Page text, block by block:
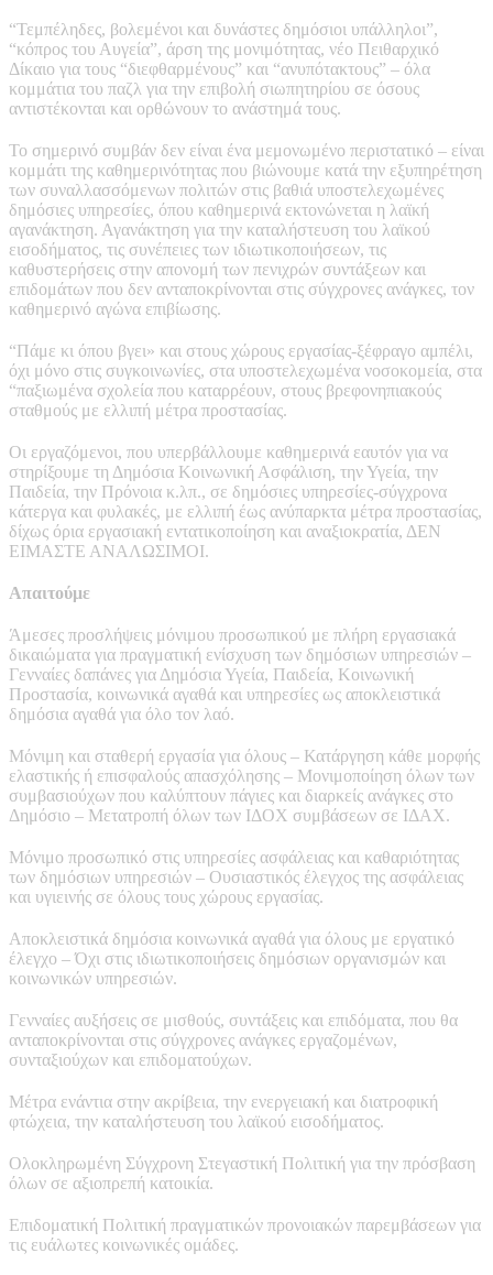
“Τεμπέληδες, βολεμένοι και δυνάστες δημόσιοι υπάλληλοι”,
“κόπρος του Αυγεία”, άρση της μονιμότητας, νέο Πειθαρχικό
Δίκαιο για τους “διεφθαρμένους” και “ανυπότακτους” – όλα
κομμάτια του παζλ για την επιβολή σιωπητηρίου σε όσους
αντιστέκονται και ορθώνουν το ανάστημά τους.
Το σημερινό συμβάν δεν είναι ένα μεμονωμένο περιστατικό – είναι
κομμάτι της καθημερινότητας που βιώνουμε κατά την εξυπηρέτηση
των συναλλασσόμενων πολιτών στις βαθιά υποστελεχωμένες
δημόσιες υπηρεσίες, όπου καθημερινά εκτονώνεται η λαϊκή
αγανάκτηση. Αγανάκτηση για την καταλήστευση του λαϊκού
εισοδήματος, τις συνέπειες των ιδιωτικοποιήσεων, τις
καθυστερήσεις στην απονομή των πενιχρών συντάξεων και
επιδομάτων που δεν ανταποκρίνονται στις σύγχρονες ανάγκες, τον
καθημερινό αγώνα επιβίωσης.
“Πάμε κι όπου βγει» και στους χώρους εργασίας-ξέφραγο αμπέλι,
όχι μόνο στις συγκοινωνίες, στα υποστελεχωμένα νοσοκομεία, στα
“παξιωμένα σχολεία που καταρρέουν, στους βρεφονηπιακούς
σταθμούς με ελλιπή μέτρα προστασίας.
Οι εργαζόμενοι, που υπερβάλλουμε καθημερινά εαυτόν για να
στηρίξουμε τη Δημόσια Κοινωνική Ασφάλιση, την Υγεία, την
Παιδεία, την Πρόνοια κ.λπ., σε δημόσιες υπηρεσίες-σύγχρονα
κάτεργα και φυλακές, με ελλιπή έως ανύπαρκτα μέτρα προστασίας,
δίχως όρια εργασιακή εντατικοποίηση και αναξιοκρατία, ΔΕΝ
ΕΙΜΑΣΤΕ ΑΝΑΛΩΣΙΜΟΙ.
Απαιτούμε
Άμεσες προσλήψεις μόνιμου προσωπικού με πλήρη εργασιακά
δικαιώματα για πραγματική ενίσχυση των δημόσιων υπηρεσιών –
Γενναίες δαπάνες για Δημόσια Υγεία, Παιδεία, Κοινωνική
Προστασία, κοινωνικά αγαθά και υπηρεσίες ως αποκλειστικά
δημόσια αγαθά για όλο τον λαό.
Μόνιμη και σταθερή εργασία για όλους – Κατάργηση κάθε μορφής
ελαστικής ή επισφαλούς απασχόλησης – Μονιμοποίηση όλων των
συμβασιούχων που καλύπτουν πάγιες και διαρκείς ανάγκες στο
Δημόσιο – Μετατροπή όλων των ΙΔΟΧ συμβάσεων σε ΙΔΑΧ.
Μόνιμο προσωπικό στις υπηρεσίες ασφάλειας και καθαριότητας
των δημόσιων υπηρεσιών – Ουσιαστικός έλεγχος της ασφάλειας
και υγιεινής σε όλους τους χώρους εργασίας.
Αποκλειστικά δημόσια κοινωνικά αγαθά για όλους με εργατικό
έλεγχο – Όχι στις ιδιωτικοποιήσεις δημόσιων οργανισμών και
κοινωνικών υπηρεσιών.
Γενναίες αυξήσεις σε μισθούς, συντάξεις και επιδόματα, που θα
ανταποκρίνονται στις σύγχρονες ανάγκες εργαζομένων,
συνταξιούχων και επιδοματούχων.
Μέτρα ενάντια στην ακρίβεια, την ενεργειακή και διατροφική
φτώχεια, την καταλήστευση του λαϊκού εισοδήματος.
Ολοκληρωμένη Σύγχρονη Στεγαστική Πολιτική για την πρόσβαση
όλων σε αξιοπρεπή κατοικία.
Επιδοματική Πολιτική πραγματικών προνοιακών παρεμβάσεων για
τις ευάλωτες κοινωνικές ομάδες.